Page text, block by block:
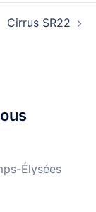
Cirrus SR22
Élysées